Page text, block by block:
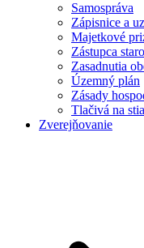
Samospráva
Zápisnice a
Majetkové
Zástupca
Zasadnutia
Územný plán
Zásady
Tlačivá na
Zverejňovanie